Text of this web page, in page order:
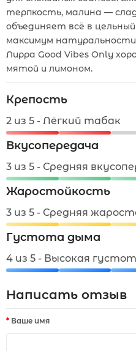
терпкость, малина —
объединяет всё в
максимум натуральности
Лирра Good Vibes Only
мятой и лимоном.
Крепость
2 из 5 - Лёгкий табак
Вкусопередача
3 из 5 - Средняя
Жаростойкость
3 из 5 - Средняя
Густота дыма
4 из 5 - Высокая
Написать отзыв
Ваше имя